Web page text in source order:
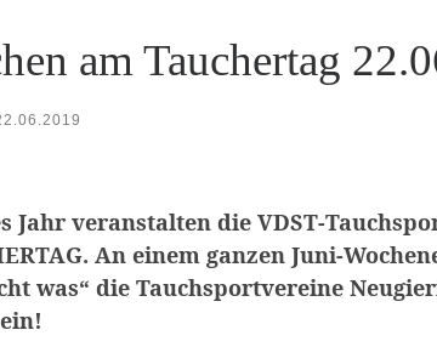
am Tauchertag
Jahr veranstalten die VDST-
An einem ganzen Juni-
was“ die Tauchsportvereine